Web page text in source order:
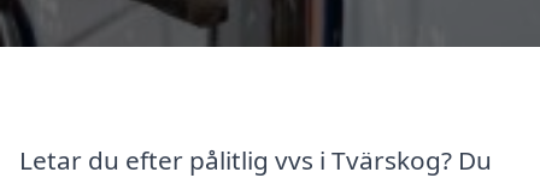
Letar du efter pålitlig vvs i Tvärskog? Du